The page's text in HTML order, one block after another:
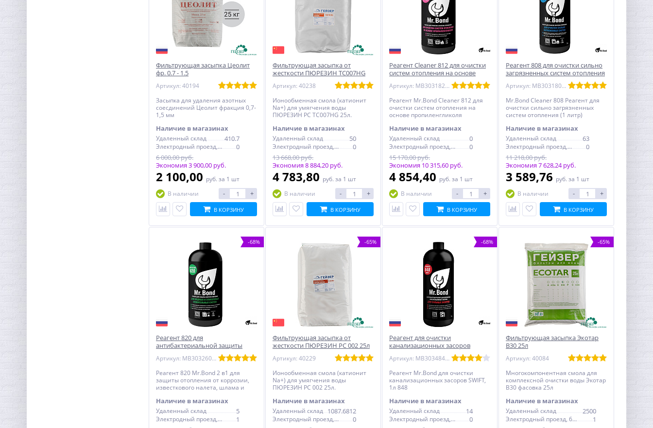
Фильтрующая засыпка Цеолит
фр. 0.7 - 1.5
Артикул: 40194
Засыпка для удаления азотных
соесдинений Цеолит фракция 0,7-
1,5 мм
Наличие в магазинах
Удаленный склад 410.7
Электродный проезд, 6с1
0
6 000,00 руб.
Экономия 3 900,00 руб.
2 100,00 руб. за 1 шт
В наличии
- +
В КОРЗИНУ
Фильтрующая засыпка от
жесткости ПЮРЕЗИН TC007HG
Артикул: 40238
Ионообменная смола (катионит
Na+) для умягчения воды
ПЮРЕЗИН РС TC007HG 25л.
Наличие в магазинах
Удаленный склад 50
Электродный проезд, 6с1
0
13 668,00 руб.
Экономия 8 884,20 руб.
4 783,80 руб. за 1 шт
В наличии
- +
В КОРЗИНУ
Реагент Cleaner 812 для очистки
систем отопления на основе
пропиленгликоля Mr.Bond
Артикул: MB3031824010
Реагент Mr.Bond Cleaner 812 для
очистки систем отопления на
основе пропиленгликоля
Наличие в магазинах
Удаленный склад 0
Электродный проезд, 6с1
0
15 170,00 руб.
Экономия 10 315,60 руб.
4 854,40 руб. за 1 шт
В наличии
- +
В КОРЗИНУ
Реагент 808 для очистки сильно
загрязненных систем отопления
Mr.Bond Cleaner, 1 литр
Артикул: MB3031808001
Mr.Bond Cleaner 808 Реагент для
очистки сильно загрязненных
систем отопления (1 литр)
Наличие в магазинах
Удаленный склад 63
Электродный проезд, 6с1
0
11 218,00 руб.
Экономия 7 628,24 руб.
3 589,76 руб. за 1 шт
В наличии
- +
В КОРЗИНУ
-68%
Реагент 820 для
антибактериальной защиты
систем отопления Mr.Bond, 1
литр
Артикул: MB3032609001
Реагент 820 Mr.Bond 2 в1 для
защиты отопления от коррозии,
известкового налета, шлама и
Наличие в магазинах
Удаленный склад 5
Электродный проезд, 6с1
1
-65%
Фильтрующая засыпка от
жесткости ПЮРЕЗИН РС 002 25л
Артикул: 40229
Ионообменная смола (катионит
Na+) для умягчения воды
ПЮРЕЗИН РС 002 25л.
Наличие в магазинах
Удаленный склад 1087.6812
Электродный проезд, 6с1
0
-68%
Реагент для очистки
канализационных засоров
SWIFT, 1л 848 Mr.Bond
Артикул: MB30348480011
Реагент Mr.Bond для очистки
канализационных засоров SWIFT,
1л 848
Наличие в магазинах
Удаленный склад 14
Электродный проезд, 6с1
0
-65%
Фильтрующая засыпка Экотар
B30 25л
Артикул: 40084
Многокомпонентная смола для
комплексной очистки воды Экотар
B30 фасовка 25л
Наличие в магазинах
Удаленный склад 2500
Электродный проезд, 6с1
1